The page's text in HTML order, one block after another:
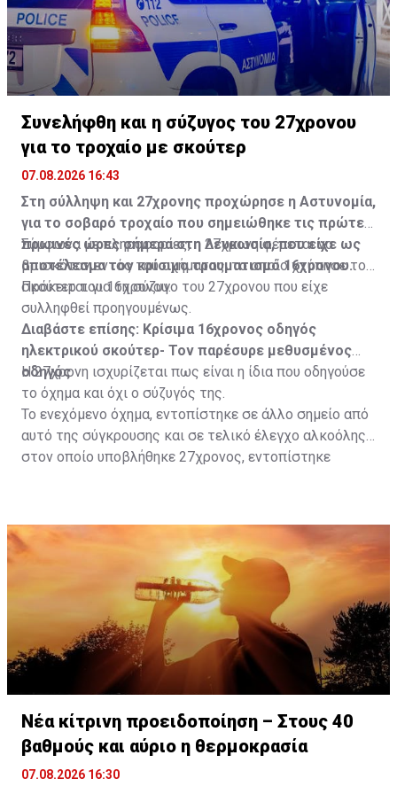
Συνελήφθη και η σύζυγος του 27χρονου
για το τροχαίο με σκούτερ
07.08.2026 16:43
Στη σύλληψη και 27χρονης προχώρησε η Αστυνομία,
για το σοβαρό τροχαίο που σημειώθηκε τις πρώτες
πρωινές ώρες σήμερα στη Λευκωσία, που είχε ως
αποτέλεσμα τον κρίσιμο τραυματισμό 16χρονου.
Σύμφωνα με πληροφορίες, η 27χρονη φέρεται να
βρισκόταν εντός του οχήματος, το οποίο χτύπησε το
σκούτερ του 16χρονου.
Πρόκειται για τη σύζυγο του 27χρονου που είχε
συλληφθεί προηγουμένως.
Διαβάστε επίσης: Κρίσιμα 16χρονος οδηγός
ηλεκτρικού σκούτερ- Τον παρέσυρε μεθυσμένος
οδηγός
Η 27χρονη ισχυρίζεται πως είναι η ίδια που οδηγούσε
το όχημα και όχι ο σύζυγός της.
Το ενεχόμενο όχημα, εντοπίστηκε σε άλλο σημείο από
αυτό της σύγκρουσης και σε τελικό έλεγχο αλκοόλης
στον οποίο υποβλήθηκε 27χρονος, εντοπίστηκε
για αυτόφωρο αδίκημα.
Νέα κίτρινη προειδοποίηση – Στους 40
βαθμούς και αύριο η θερμοκρασία
07.08.2026 16:30